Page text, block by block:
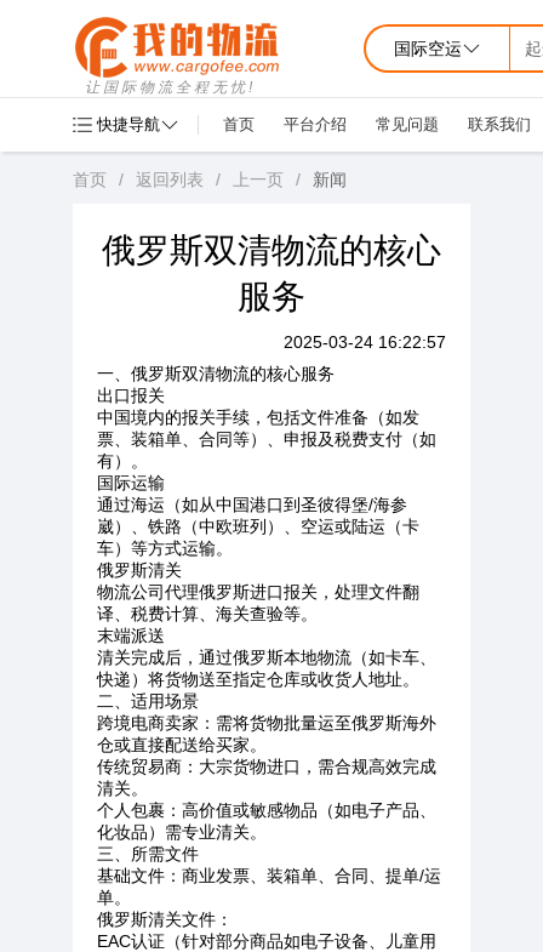
让国际物流全程无忧!
国际空运
快捷导航 首页 平台介绍 常见问题 联系我们
首页 / 返回列表 / 上一页 / 新闻
俄罗斯双清物流的核心
服务
2025-03-24 16:22:57
一、俄罗斯双清物流的核心服务
出口报关
中国境内的报关手续，包括文件准备（如发
票、装箱单、合同等）、申报及税费支付（如
有）。
国际运输
通过海运（如从中国港口到圣彼得堡/海参
崴）、铁路（中欧班列）、空运或陆运（卡
车）等方式运输。
俄罗斯清关
物流公司代理俄罗斯进口报关，处理文件翻
译、税费计算、海关查验等。
末端派送
清关完成后，通过俄罗斯本地物流（如卡车、
快递）将货物送至指定仓库或收货人地址。
二、适用场景
跨境电商卖家：需将货物批量运至俄罗斯海外
仓或直接配送给买家。
传统贸易商：大宗货物进口，需合规高效完成
清关。
个人包裹：高价值或敏感物品（如电子产品、
化妆品）需专业清关。
三、所需文件
基础文件：商业发票、装箱单、合同、提单/运
单。
俄罗斯清关文件：
EAC认证（针对部分商品如电子设备、儿童用